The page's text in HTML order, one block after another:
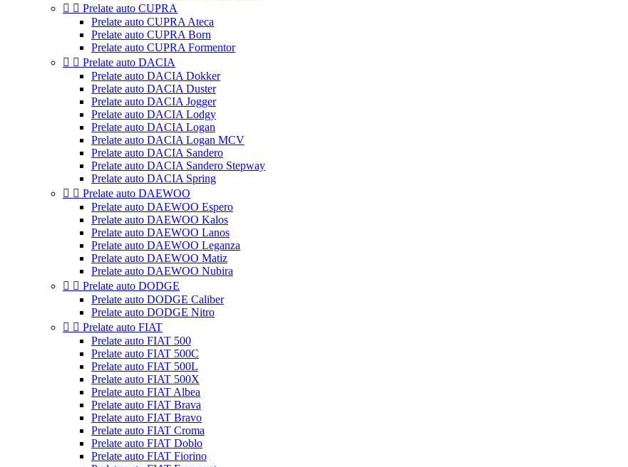
  Prelate auto CUPRA
Prelate auto CUPRA Ateca
Prelate auto CUPRA Born
Prelate auto CUPRA Formentor
  Prelate auto DACIA
Prelate auto DACIA Dokker
Prelate auto DACIA Duster
Prelate auto DACIA Jogger
Prelate auto DACIA Lodgy
Prelate auto DACIA Logan
Prelate auto DACIA Logan MCV
Prelate auto DACIA Sandero
Prelate auto DACIA Sandero Stepway
Prelate auto DACIA Spring
  Prelate auto DAEWOO
Prelate auto DAEWOO Espero
Prelate auto DAEWOO Kalos
Prelate auto DAEWOO Lanos
Prelate auto DAEWOO Leganza
Prelate auto DAEWOO Matiz
Prelate auto DAEWOO Nubira
  Prelate auto DODGE
Prelate auto DODGE Caliber
Prelate auto DODGE Nitro
  Prelate auto FIAT
Prelate auto FIAT 500
Prelate auto FIAT 500C
Prelate auto FIAT 500L
Prelate auto FIAT 500X
Prelate auto FIAT Albea
Prelate auto FIAT Brava
Prelate auto FIAT Bravo
Prelate auto FIAT Croma
Prelate auto FIAT Doblo
Prelate auto FIAT Fiorino